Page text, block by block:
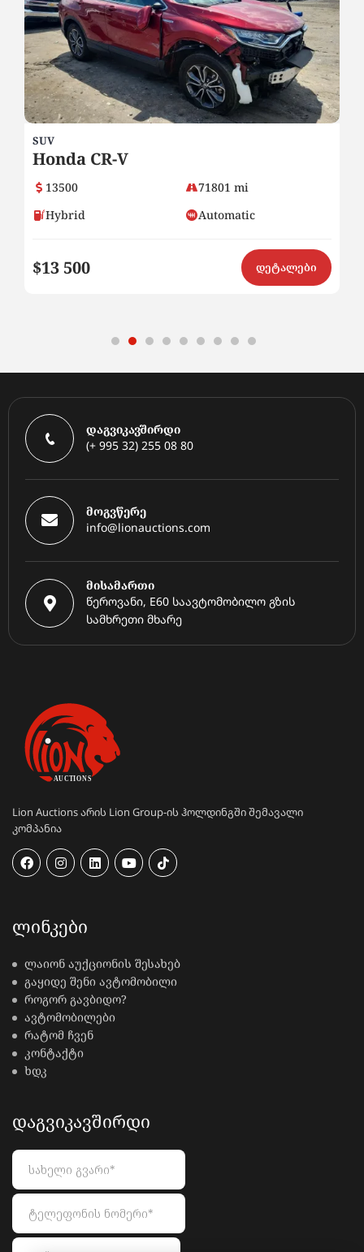
SUV
Honda CR-V
13500
71801 mi
Hybrid
Automatic
$13 500 დეტალები
დაგვიკავშირდი
(+ 995 32) 255 08 80
მოგვწერე
info@lionauctions.com
მისამართი
წეროვანი, E60 საავტომობილო გზის
სამხრეთი მხარე
Lion Auctions არის Lion Group-ის ჰოლდინგში შემავალი
კომპანია
ᲚᲘᲜᲙᲔᲑᲘ
ლაიონ აუქციონის შესახებ
გაყიდე შენი ავტომობილი
როგორ გავბიდო?
ავტომობილები
რატომ ჩვენ
კონტაქტი
ხდკ
ᲓᲐᲒᲕᲘᲙᲐᲕᲨᲘᲠᲓᲘ